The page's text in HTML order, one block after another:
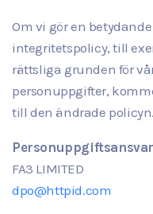
Om vi gör en
integritetspolicy, till
rättsliga grunden för
personuppgifter,
till den ändrade policyn.
FA3 LIMITED
dpo@httpid.com